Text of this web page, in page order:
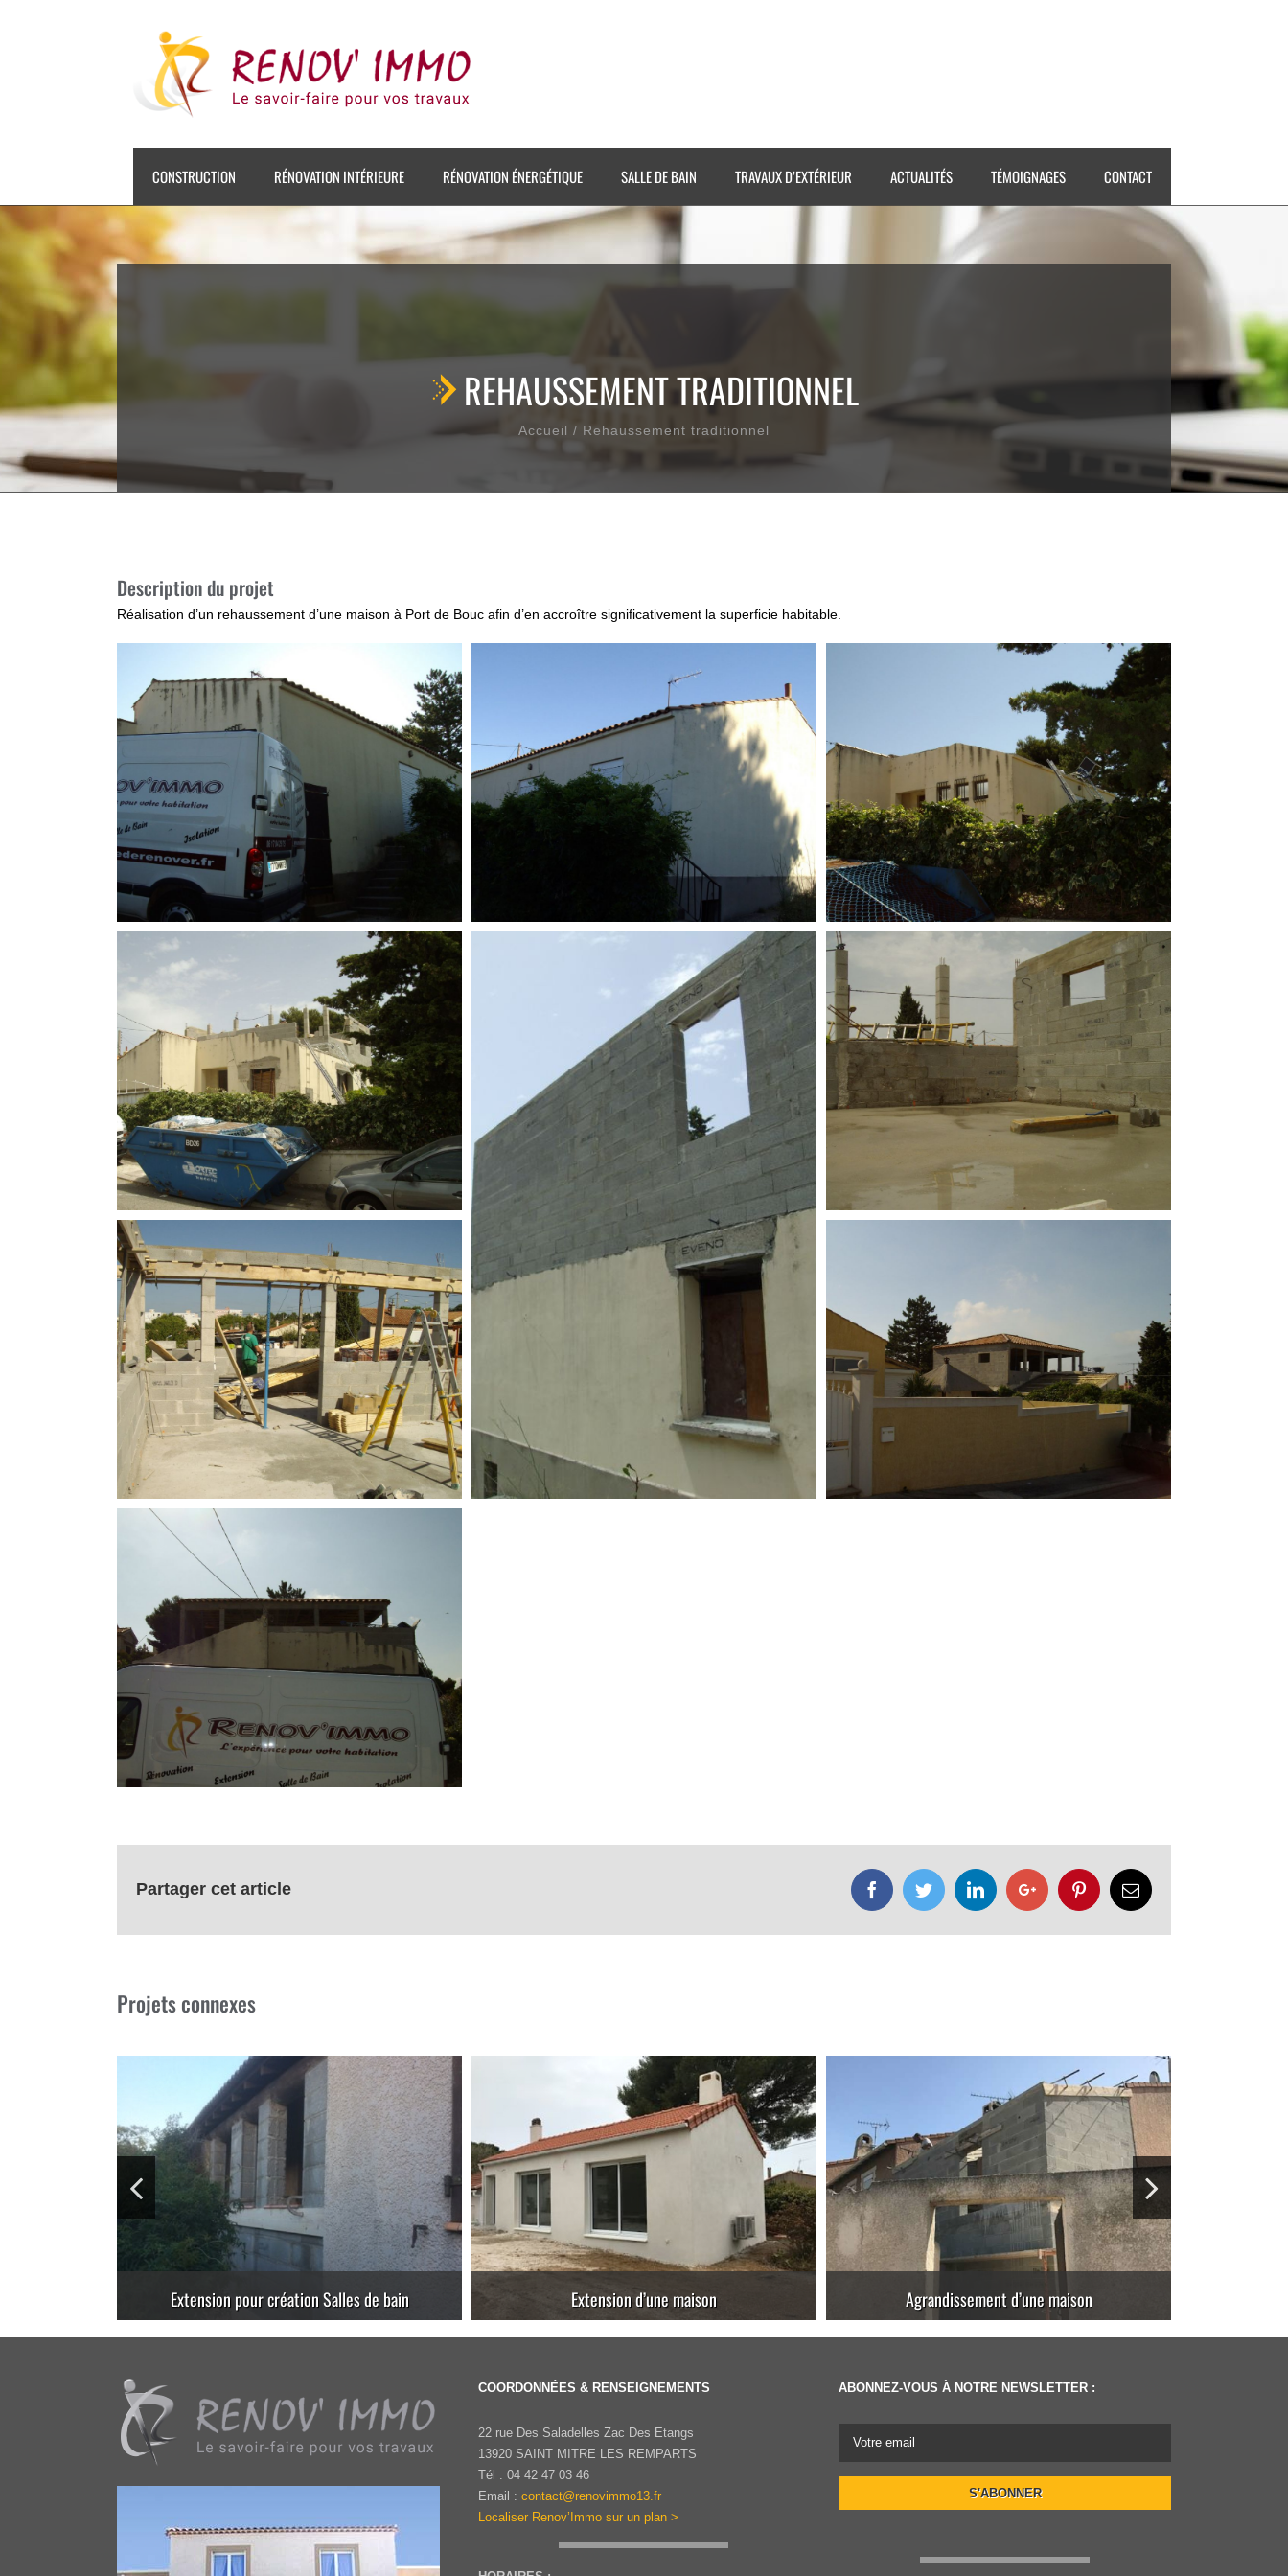
CONSTRUCTION RÉNOVATION INTÉRIEURE RÉNOVATION ÉNERGÉTIQUE SALLE DE BAIN TRAVAUX D’EXTÉRIEUR ACTUALITÉS TÉMOIGNAGES CONTACT
REHAUSSEMENT TRADITIONNEL
Accueil / Rehaussement traditionnel
Description du projet
Réalisation d’un rehaussement d’une maison à Port de Bouc afin d’en accroître significativement la superficie habitable.
Partager cet article FacebookTwitterLinkedInGoogle+ PinterestEmail
Projets connexes
Extension d’une maison Agrandissement d’une maison Extension d’une maison
COORDONNÉES & RENSEIGNEMENTS
22 rue Des Saladelles Zac Des Etangs
13920 SAINT MITRE LES REMPARTS
Tél : 04 42 47 03 46
Email : contact@renovimmo13.fr
Localiser Renov’Immo sur un plan >
ABONNEZ-VOUS À NOTRE NEWSLETTER :